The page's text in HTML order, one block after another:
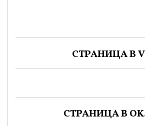
СТРАНИЦА В
СТРАНИЦА В